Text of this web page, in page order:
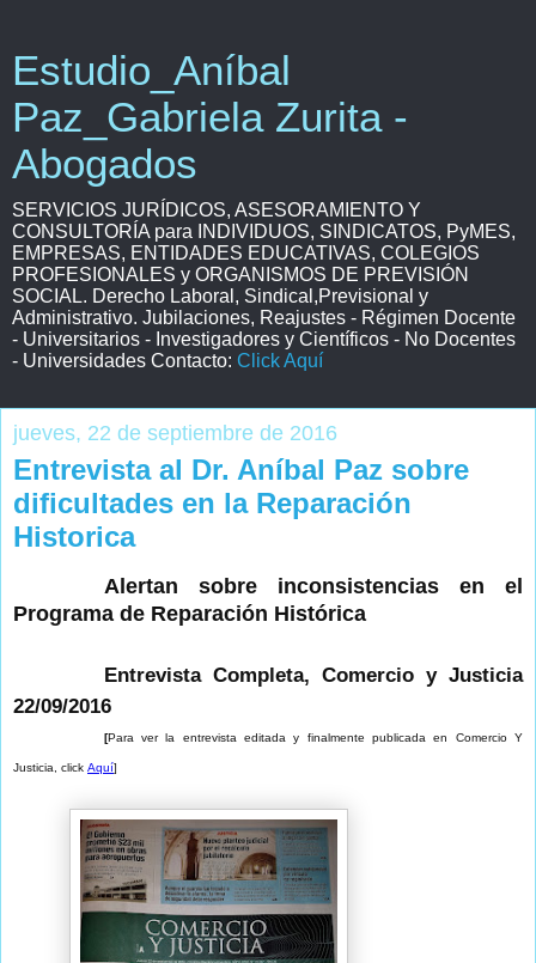
Estudio_Aníbal
Paz_Gabriela Zurita -
Abogados
SERVICIOS JURÍDICOS, ASESORAMIENTO Y
CONSULTORÍA para INDIVIDUOS, SINDICATOS, PyMES,
EMPRESAS, ENTIDADES EDUCATIVAS, COLEGIOS
PROFESIONALES y ORGANISMOS DE PREVISIÓN
SOCIAL. Derecho Laboral, Sindical,Previsional y
Administrativo. Jubilaciones, Reajustes - Régimen Docente
- Universitarios - Investigadores y Científicos - No Docentes
- Universidades Contacto: Click Aquí
jueves, 22 de septiembre de 2016
Entrevista al Dr. Aníbal Paz sobre
dificultades en la Reparación
Historica
Alertan sobre inconsistencias en el
Programa de Reparación Histórica
Entrevista Completa, Comercio y Justicia
22/09/2016
[Para ver la entrevista editada y finalmente publicada en Comercio Y
Justicia, click Aquí]